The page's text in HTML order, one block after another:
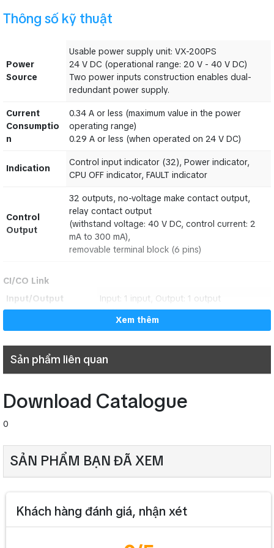
Usable power supply unit: VX-200PS
24 V DC (operational range: 20 V - 40 V DC)
redundant power supply.
Current
0.34 A or less (maximum value in the power
operating range)
0.29 A or less (when operated on 24 V DC)
Indication
Control input indicator (32), Power indicator,
CPU OFF indicator, FAULT indicator
Control
32 outputs, no-voltage make contact output,
relay contact output
(withstand voltage: 40 V DC, control current: 2
removable terminal block (6 pins)
CI/CO Link
Input: 1 input, Output: 1 output
RJ45 Connector
(1 pair of data wire + 1 pair of control
wire)
800 m (874.89 yd)
Operating
0 ℃ to +40 ℃ (32 ゜F to 104 ゜F)
Operating
35 % to 80 %RH (no condensation)
Case: Surface-treated steel plate
482 (W) × 44 (H) × 331.5 (D) mm (18.98 × 1.73"
× 13.05")"
Accessory
Removable terminal plug (6 pins) …16,
Removable terminal plug (4 pins) …1,
Thông số kỹ thuật
Power
Source
Usable power supply unit: VX-200PS
24 V DC (operational range: 20 V - 40 V DC)
Two power inputs construction enables dual-
redundant power supply.
Current
Consumptio
n
0.34 A or less (maximum value in the power
operating range)
0.29 A or less (when operated on 24 V DC)
Indication
Control input indicator (32), Power indicator,
CPU OFF indicator, FAULT indicator
Control
Output
32 outputs, no-voltage make contact output,
relay contact output
(withstand voltage: 40 V DC, control current: 2
mA to 300 mA),
removable terminal block (6 pins)
CI/CO Link
Input/Output
Connector
Input: 1 input, Output: 1 output
RJ45 Connector
Connection Cable
Shielded Category 5 twisted pair cable
(CAT5-STP)
(1 pair of data wire + 1 pair of control
wire)
Maximum Cable
Distance
800 m (874.89 yd)
Operating
Temperature
0 ℃ to +40 ℃ (32 ゜F to 104 ゜F)
Operating
Panel: Aluminum, black, alumite
Case: Surface-treated steel plate
Xem thêm
Sản phẩm liên quan
Download Catalogue
0
SẢN PHẨM BẠN ĐÃ XEM
Khách hàng đánh giá, nhận xét